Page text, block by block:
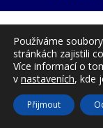
Používáme
stránkách zajistili
Více informací o
v nastaveních, kde
Přijmout